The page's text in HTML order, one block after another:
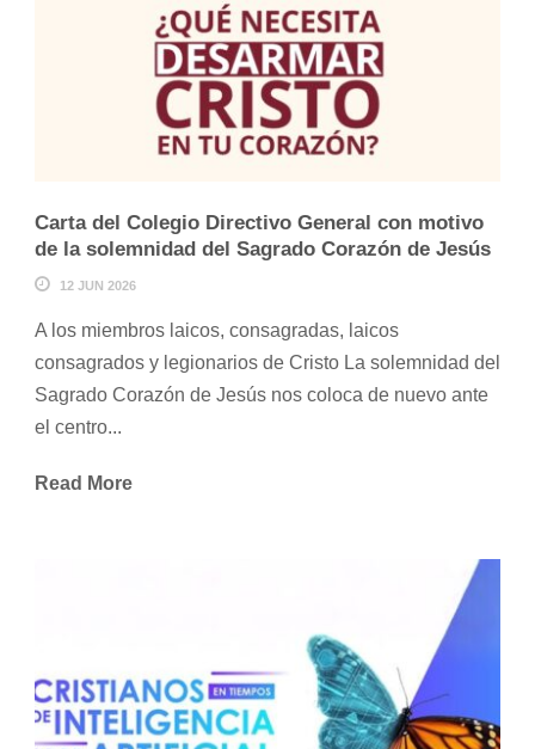
Carta del Colegio Directivo General con motivo
de la solemnidad del Sagrado Corazón de Jesús
12 JUN 2026
A los miembros laicos, consagradas, laicos
consagrados y legionarios de Cristo La solemnidad del
Sagrado Corazón de Jesús nos coloca de nuevo ante
el centro...
Read More